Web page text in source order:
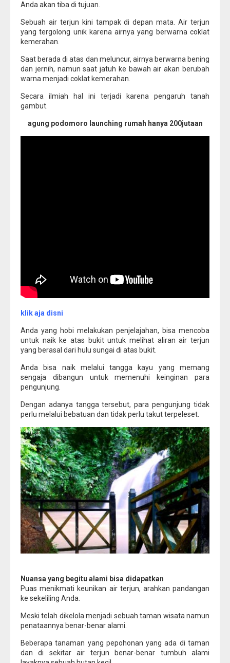
Anda akan tiba di tujuan.
Sebuah air terjun kini tampak di depan mata. Air terjun
yang tergolong unik karena airnya yang berwarna coklat
kemerahan.
Saat berada di atas dan meluncur, airnya berwarna bening
dan jernih, namun saat jatuh ke bawah air akan berubah
warna menjadi coklat kemerahan.
Secara ilmiah hal ini terjadi karena pengaruh tanah
gambut.
agung podomoro launching rumah hanya 200jutaan
klik aja disni
Anda yang hobi melakukan penjelajahan, bisa mencoba
untuk naik ke atas bukit untuk melihat aliran air terjun
yang berasal dari hulu sungai di atas bukit.
Anda bisa naik melalui tangga kayu yang memang
sengaja dibangun untuk memenuhi keinginan para
pengunjung.
Dengan adanya tangga tersebut, para pengunjung tidak
perlu melalui bebatuan dan tidak perlu takut terpeleset.
Nuansa yang begitu alami bisa didapatkan
Puas menikmati keunikan air terjun, arahkan pandangan
ke sekeliling Anda.
Meski telah dikelola menjadi sebuah taman wisata namun
penataannya benar-benar alami.
Beberapa tanaman yang pepohonan yang ada di taman
dan di sekitar air terjun benar-benar tumbuh alami